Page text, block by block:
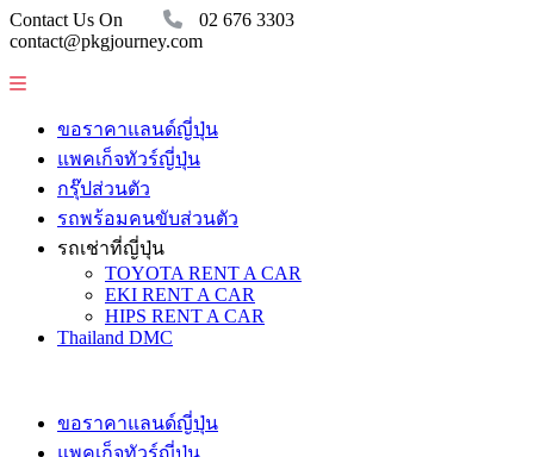
Contact Us On
02 676 3303
contact@pkgjourney.com
ขอราคาแลนด์ญี่ปุ่น
แพคเก็จทัวร์ญี่ปุ่น
กรุ๊ปส่วนตัว
รถพร้อมคนขับส่วนตัว
รถเช่าที่ญี่ปุ่น
TOYOTA RENT A CAR
EKI RENT A CAR
HIPS RENT A CAR
Thailand DMC
ขอราคาแลนด์ญี่ปุ่น
แพคเก็จทัวร์ญี่ปุ่น